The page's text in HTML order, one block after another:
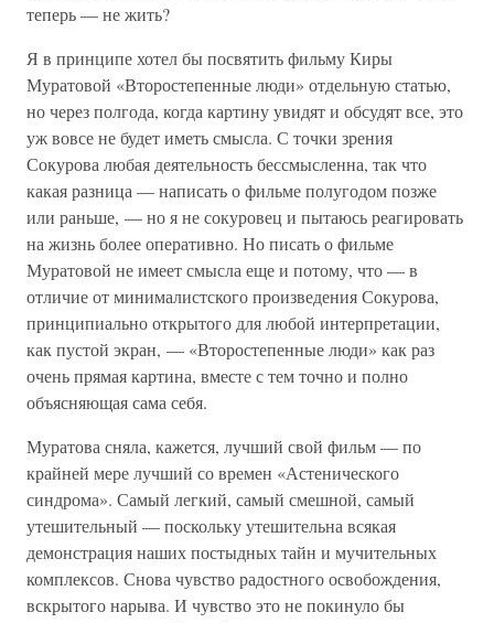
теперь — не жить?
Я в принципе хотел бы посвятить фильму Киры
Муратовой «Второстепенные люди» отдельную статью,
но через полгода, когда картину увидят и обсудят все, это
уж вовсе не будет иметь смысла. С точки зрения
Сокурова любая деятельность бессмысленна, так что
какая разница — написать о фильме полугодом позже
или раньше, — но я не сокуровец и пытаюсь реагировать
на жизнь более оперативно. Но писать о фильме
Муратовой не имеет смысла еще и потому, что — в
отличие от минималистского произведения Сокурова,
принципиально открытого для любой интерпретации,
как пустой экран, — «Второстепенные люди» как раз
очень прямая картина, вместе с тем точно и полно
объясняющая сама себя.
Муратова сняла, кажется, лучший свой фильм — по
крайней мере лучший со времен «Астенического
синдрома». Самый легкий, самый смешной, самый
утешительный — поскольку утешительна всякая
демонстрация наших постыдных тайн и мучительных
комплексов. Снова чувство радостного освобождения,
вскрытого нарыва. И чувство это не покинуло бы